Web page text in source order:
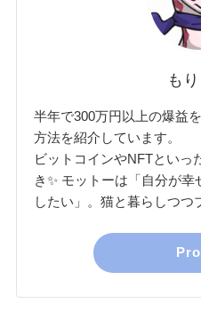
も
半年で300万円以上の爆益
方法を紹介しています。
ビットコインやNFTといっ
き✨ モットーは「自分が
したい」。猫と暮らしつつ